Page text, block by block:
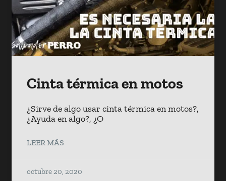
Cinta térmica en motos
¿Sirve de algo usar cinta térmica en motos?,
¿Ayuda en algo?, ¿O
LEER MÁS
octubre 20, 2020